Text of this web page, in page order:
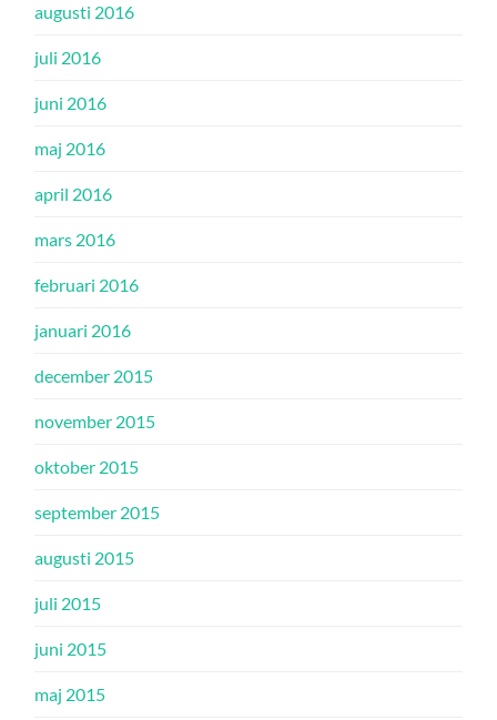
augusti 2016
juli 2016
juni 2016
maj 2016
april 2016
mars 2016
februari 2016
januari 2016
december 2015
november 2015
oktober 2015
september 2015
augusti 2015
juli 2015
juni 2015
maj 2015